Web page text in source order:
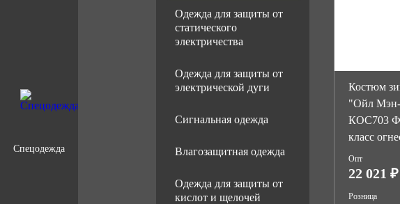
Спецодежда
Одежда для защиты от
статического
электричества
Одежда для защиты от
электрической дуги
Сигнальная одежда
Влагозащитная одежда
Одежда для защиты от
кислот и щелочей
Костюм
"Ойл
КОС703
класс
Опт
22 021 ₽
Розница